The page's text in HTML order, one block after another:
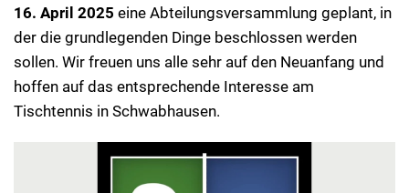
16. April 2025 eine Abteilungsversammlung geplant, in
der die grundlegenden Dinge beschlossen werden
sollen. Wir freuen uns alle sehr auf den Neuanfang und
hoffen auf das entsprechende Interesse am
Tischtennis in Schwabhausen.